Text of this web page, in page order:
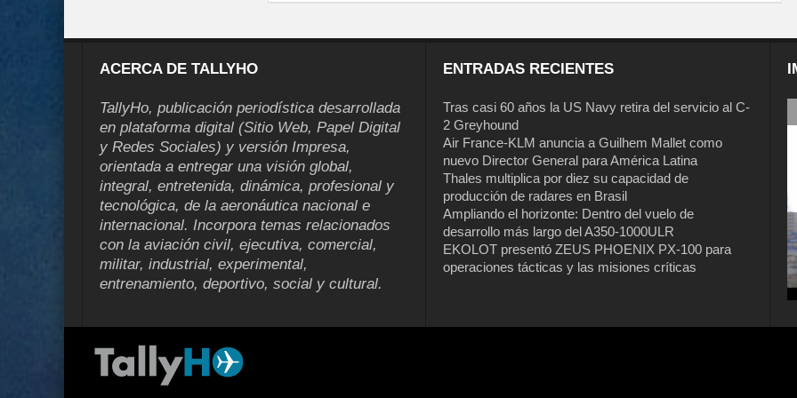
ACERCA DE TALLYHO
TallyHo, publicación periodística desarrollada
en plataforma digital (Sitio Web, Papel Digital
y Redes Sociales) y versión Impresa,
orientada a entregar una visión global,
integral, entretenida, dinámica, profesional y
tecnológica, de la aeronáutica nacional e
internacional. Incorpora temas relacionados
con la aviación civil, ejecutiva, comercial,
militar, industrial, experimental,
entrenamiento, deportivo, social y cultural.
ENTRADAS RECIENTES
Tras casi 60 años la US Navy retira del servicio al C-
2 Greyhound
Air France-KLM anuncia a Guilhem Mallet como
nuevo Director General para América Latina
Thales multiplica por diez su capacidad de
producción de radares en Brasil
Ampliando el horizonte: Dentro del vuelo de
desarrollo más largo del A350-1000ULR
EKOLOT presentó ZEUS PHOENIX PX-100 para
operaciones tácticas y las misiones críticas
Tras casi 60 años la US Navy retira del
servicio al C-2 Greyhound